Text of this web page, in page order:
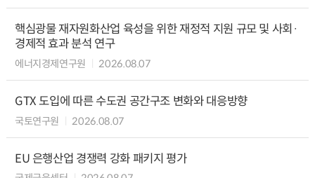
핵심광물 재자원화산업 육성을 위한 재정적 지원 규모 및 사회·
경제적 효과 분석 연구
에너지경제연구원 2026.08.07
GTX 도입에 따른 수도권 공간구조 변화와 대응방향
국토연구원 2026.08.07
EU 은행산업 경쟁력 강화 패키지 평가